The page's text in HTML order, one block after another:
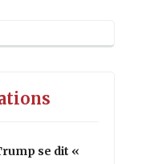
se dit «